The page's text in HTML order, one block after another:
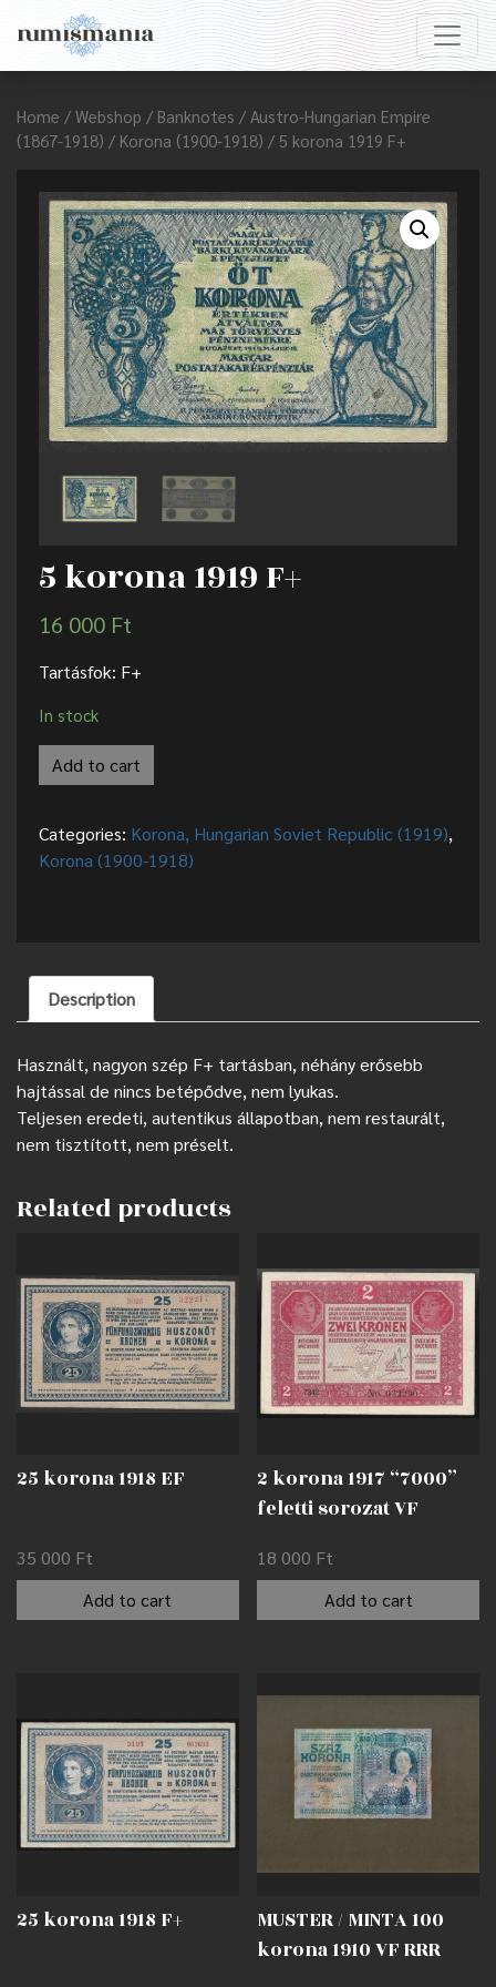
Home / Webshop / Banknotes / Austro-Hungarian Empire
(1867-1918) / Korona (1900-1918) / 5 korona 1919 F+
5 korona 1919 F+
16 000 Ft
Tartásfok: F+
In stock
Add to cart
Categories: Korona, Hungarian Soviet Republic (1919),
Korona (1900-1918)
Description
Használt, nagyon szép F+ tartásban, néhány erősebb
hajtással de nincs betépődve, nem lyukas.
Teljesen eredeti, autentikus állapotban, nem restaurált,
nem tisztított, nem préselt.
Related products
25 korona 1918 EF
35 000 Ft
Add to cart
2 korona 1917 “7000”
feletti sorozat VF
18 000 Ft
Add to cart
25 korona 1918 F+
MUSTER / MINTA 100
korona 1910 VF RRR